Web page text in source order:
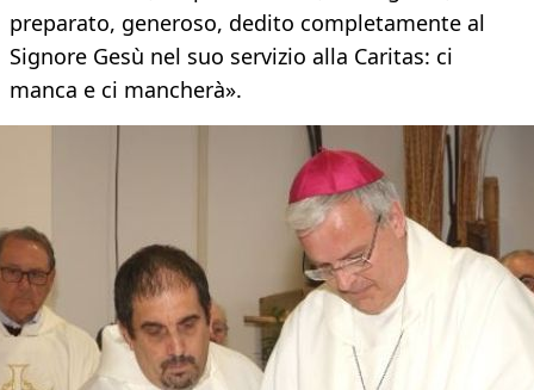
preparato, generoso, dedito completamente al
Signore Gesù nel suo servizio alla Caritas: ci
manca e ci mancherà».